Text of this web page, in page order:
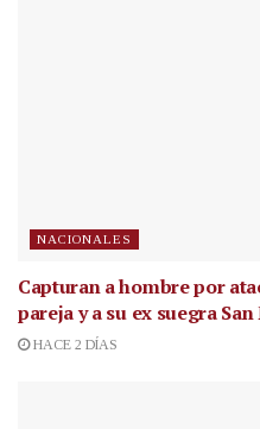
NACIONALES
Capturan a hombre por
pareja y a su ex suegra
HACE 2 DÍAS